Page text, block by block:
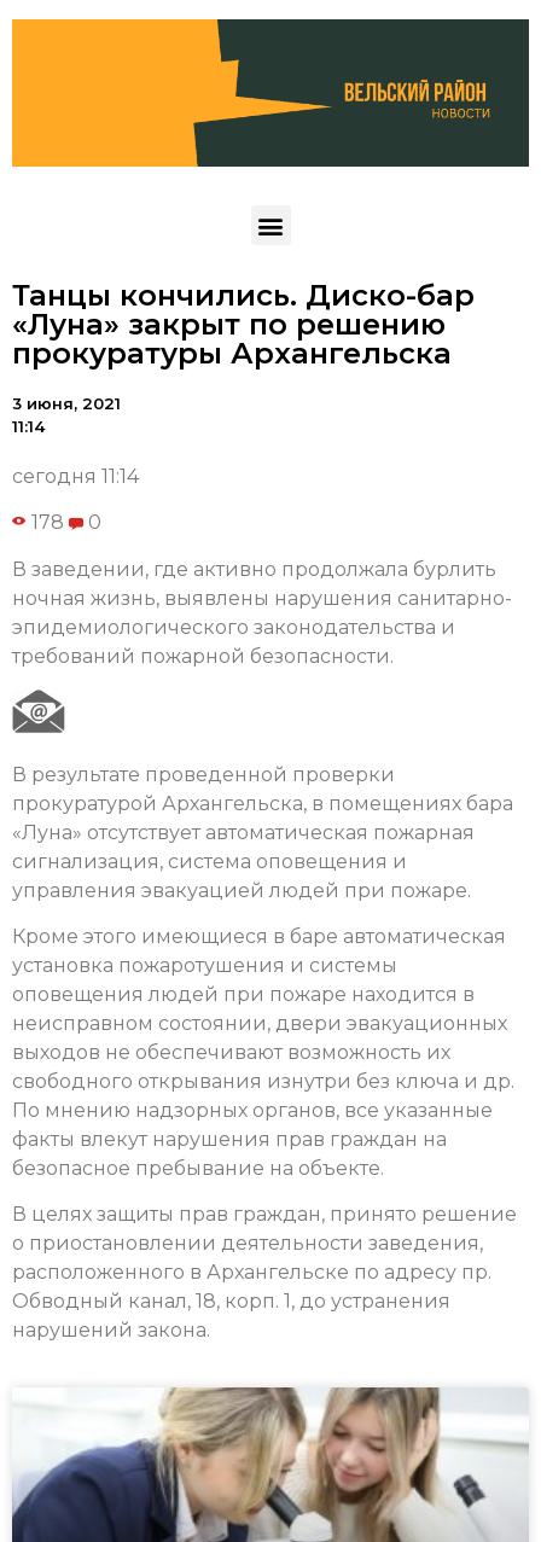
Танцы кончились. Диско-бар
«Луна» закрыт по решению
прокуратуры Архангельска
3 июня, 2021
11:14
сегодня 11:14
178 0
В заведении, где активно продолжала бурлить
ночная жизнь, выявлены нарушения санитарно-
эпидемиологического законодательства и
требований пожарной безопасности.
В результате проведенной проверки
прокуратурой Архангельска, в помещениях бара
«Луна» отсутствует автоматическая пожарная
сигнализация, система оповещения и
управления эвакуацией людей при пожаре.
Кроме этого имеющиеся в баре автоматическая
установка пожаротушения и системы
оповещения людей при пожаре находится в
неисправном состоянии, двери эвакуационных
выходов не обеспечивают возможность их
свободного открывания изнутри без ключа и др.
По мнению надзорных органов, все указанные
факты влекут нарушения прав граждан на
безопасное пребывание на объекте.
В целях защиты прав граждан, принято решение
о приостановлении деятельности заведения,
расположенного в Архангельске по адресу пр.
Обводный канал, 18, корп. 1, до устранения
нарушений закона.